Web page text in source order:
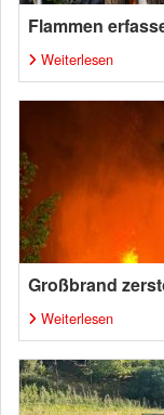
Flammen
Weiterlesen
Großbrand
Weiterlesen